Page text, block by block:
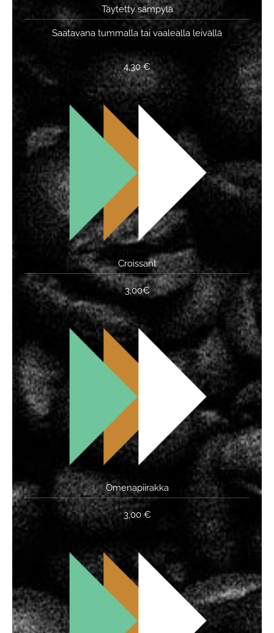
Täytetty sämpylä
Saatavana tummalla tai vaalealla leivällä
4,30 €
Croissant
3,00€
Omenapiirakka
3,00 €